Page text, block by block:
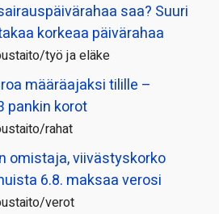
saa? Suuri
korkeaa päivärahaa
työ ja eläke
määräajaksi tilille –
pankin korot
rahat
omistaja, viivästyskorko
6.8. maksaa verosi
verot